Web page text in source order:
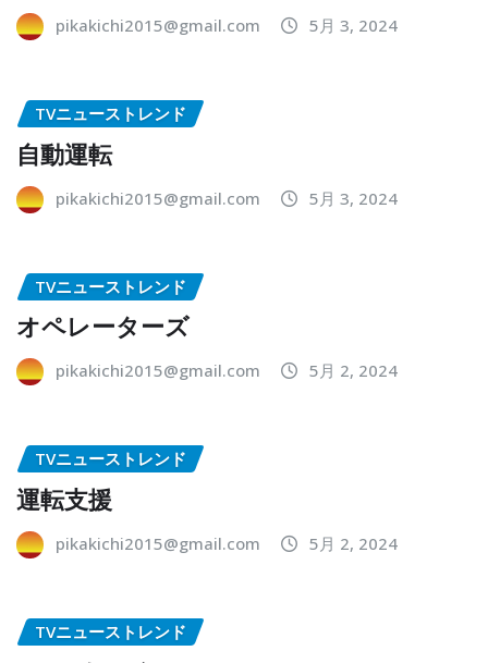
pikakichi2015@gmail.com 5月 3, 2024
TVニューストレンド
自動運転
pikakichi2015@gmail.com 5月 3, 2024
TVニューストレンド
オペレーターズ
pikakichi2015@gmail.com 5月 2, 2024
TVニューストレンド
運転支援
pikakichi2015@gmail.com 5月 2, 2024
TVニューストレンド